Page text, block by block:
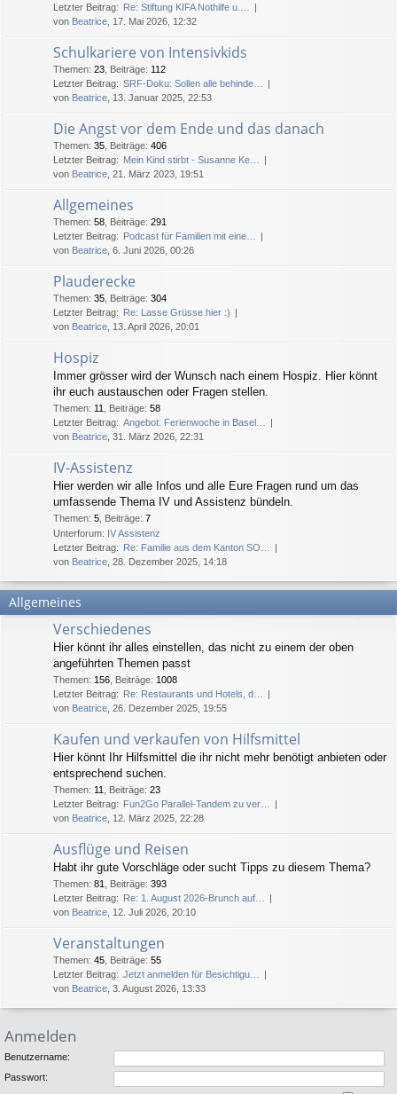
Letzter Beitrag: Re: Stiftung KIFA Nothilfe u.…
von Beatrice , 17. Mai 2026, 12:32
Schulkariere von Intensivkids
Themen: 23 Beiträge: 112
Letzter Beitrag: SRF-Doku: Sollen alle behinde…
von Beatrice , 13. Januar 2025, 22:53
Die Angst vor dem Ende und das danach
Themen: 35 Beiträge: 406
Letzter Beitrag: Mein Kind stirbt - Susanne Ke…
von Beatrice , 21. März 2023, 19:51
Allgemeines
Themen: 58 Beiträge: 291
Letzter Beitrag: Podcast für Familien mit eine…
von Beatrice , 6. Juni 2026, 00:26
Plauderecke
Themen: 35 Beiträge: 304
Letzter Beitrag: Re: Lasse Grüsse hier :)
von Beatrice , 13. April 2026, 20:01
Hospiz
Immer grösser wird der Wunsch nach einem Hospiz. Hier könnt
ihr euch austauschen oder Fragen stellen.
Themen: 11 Beiträge: 58
Letzter Beitrag: Angebot: Ferienwoche in Basel…
von Beatrice , 31. März 2026, 22:31
IV-Assistenz
Hier werden wir alle Infos und alle Eure Fragen rund um das
umfassende Thema IV und Assistenz bündeln.
Themen: 5 Beiträge: 7
Unterforum: IV Assistenz
Letzter Beitrag: Re: Familie aus dem Kanton SO…
von Beatrice , 28. Dezember 2025, 14:18
Allgemeines
Verschiedenes
Hier könnt ihr alles einstellen, das nicht zu einem der oben
angeführten Themen passt
Themen: 156 Beiträge: 1008
Letzter Beitrag: Re: Restaurants und Hotels, d…
von Beatrice , 26. Dezember 2025, 19:55
Kaufen und verkaufen von Hilfsmittel
Hier könnt Ihr Hilfsmittel die ihr nicht mehr benötigt anbieten oder
entsprechend suchen.
Themen: 11 Beiträge: 23
Letzter Beitrag: Fun2Go Parallel-Tandem zu ver…
von Beatrice , 12. März 2025, 22:28
Ausflüge und Reisen
Habt ihr gute Vorschläge oder sucht Tipps zu diesem Thema?
Themen: 81 Beiträge: 393
Letzter Beitrag: Re: 1. August 2026-Brunch auf…
von Beatrice , 12. Juli 2026, 20:10
Veranstaltungen
Themen: 45 Beiträge: 55
Letzter Beitrag: Jetzt anmelden für Besichtigu…
von Beatrice , 3. August 2026, 13:33
Anmelden
Benutzername:
Passwort: